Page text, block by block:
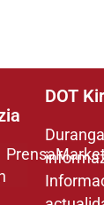
Prensa
DOT